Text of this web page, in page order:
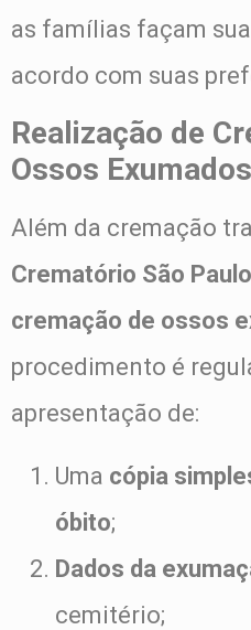
as famílias façam
acordo com suas
Realização de
Ossos Exumados
Além da cremação
Crematório São Paulo
cremação de ossos
procedimento é
apresentação de:
Uma cópia
óbito;
Dados da
cemitério;